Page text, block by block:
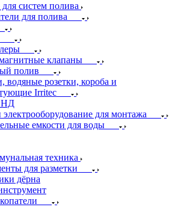
систем полива
для полива
клапаны
полив
водяные розетки, короба и
Irritec
электрооборудование для монтажа
емкости для воды
техника
для разметки
дёрна